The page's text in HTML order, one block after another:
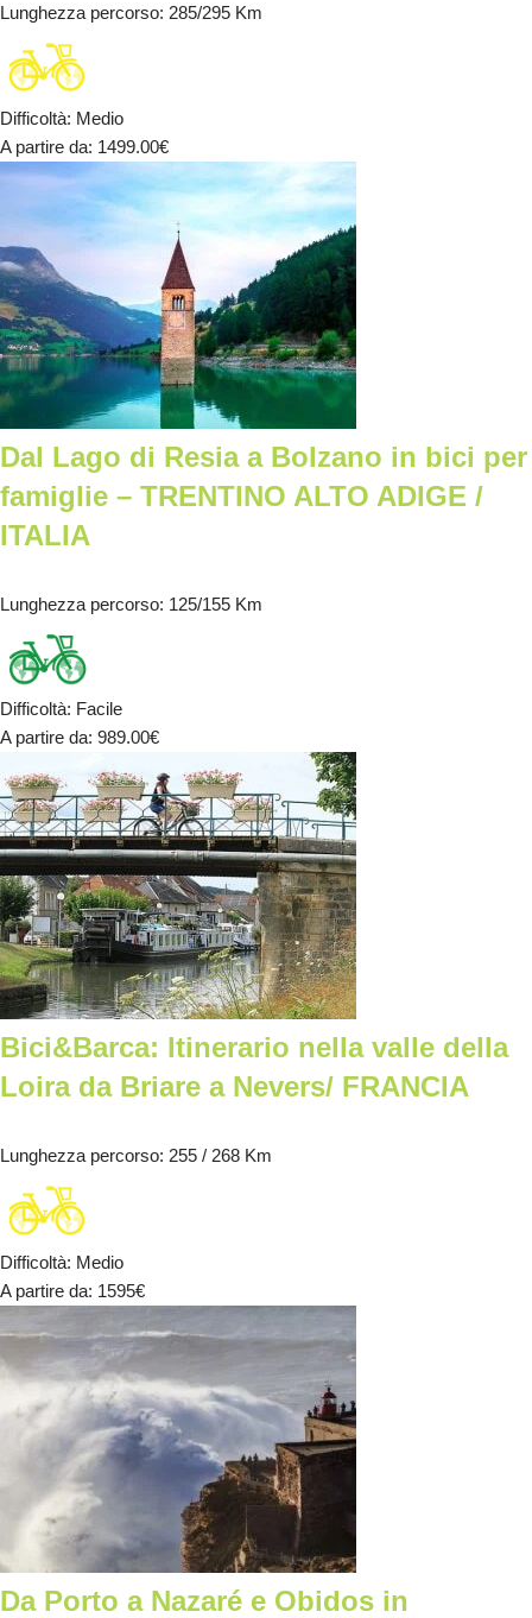
Lunghezza percorso: 285/295 Km
Difficoltà: Medio
A partire da: 1499.00€
Dal Lago di Resia a Bolzano in bici per
famiglie – TRENTINO ALTO ADIGE /
ITALIA
Lunghezza percorso: 125/155 Km
Difficoltà: Facile
A partire da: 989.00€
Bici&Barca: Itinerario nella valle della
Loira da Briare a Nevers/ FRANCIA
Lunghezza percorso: 255 / 268 Km
Difficoltà: Medio
A partire da: 1595€
Da Porto a Nazaré e Obidos in